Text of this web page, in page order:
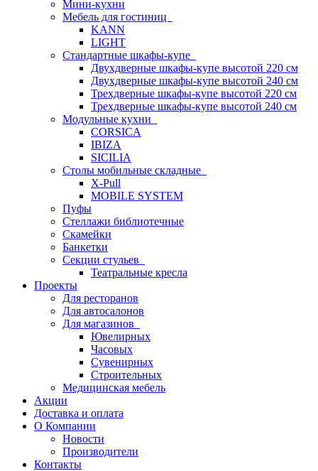
Мини-кухни
Мебель для гостиниц
KANN
LIGHT
Стандартные шкафы-купе
Двухдверные шкафы-купе высотой 220 см
Двухдверные шкафы-купе высотой 240 см
Трехдверные шкафы-купе высотой 220 см
Трехдверные шкафы-купе высотой 240 см
Модульные кухни
CORSICA
IBIZA
SICILIA
Столы мобильные складные
X-Pull
MOBILE SYSTEM
Пуфы
Стеллажи библиотечные
Скамейки
Банкетки
Секции стульев
Театральные кресла
Проекты
Для ресторанов
Для автосалонов
Для магазинов
Ювелирных
Часовых
Сувенирных
Строительных
Медицинская мебель
Акции
Доставка и оплата
О Компании
Новости
Производители
Контакты